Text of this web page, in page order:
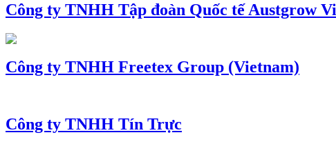
Công ty TNHH Tập đoàn Quốc tế Austgrow
Công ty TNHH Freetex Group (Vietnam)
Công ty TNHH Tín Trực